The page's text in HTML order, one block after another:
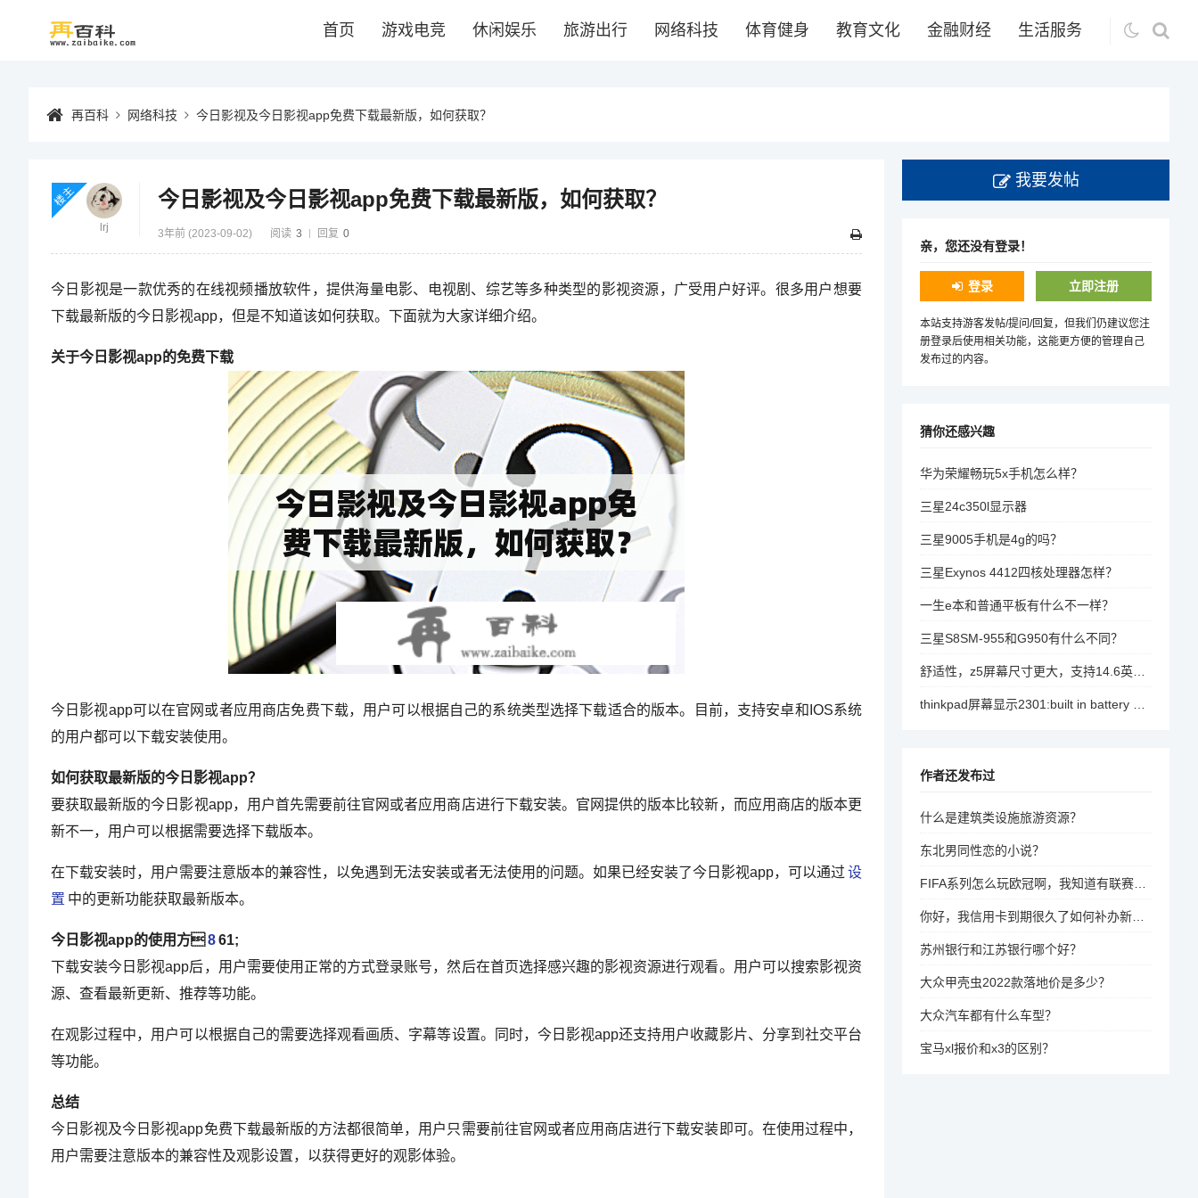
首页 游戏电竞 休闲娱乐 旅游出行 网络科技 体育健身 教育文化 金融财经 生活服务
再百科 网络科技 今日影视及今日影视app免费下载最新版，如何获取？
今日影视及今日影视app免费下载最新版，如何获取？
3年前 (2023-09-02) 阅读 3 回复 0
lrj
楼主
今日影视是一款优秀的在线视频播放软件，提供海量电影、电视剧、综艺等多种类型的影视资源，广受用户好评。很多用户想要
下载最新版的今日影视app，但是不知道该如何获取。下面就为大家详细介绍。
关于今日影视app的免费下载
今日影视app可以在官网或者应用商店免费下载，用户可以根据自己的系统类型选择下载适合的版本。目前，支持安卓和IOS系统
的用户都可以下载安装使用。
如何获取最新版的今日影视app？
要获取最新版的今日影视app，用户首先需要前往官网或者应用商店进行下载安装。官网提供的版本比较新，而应用商店的版本更
新不一，用户可以根据需要选择下载版本。
在下载安装时，用户需要注意版本的兼容性，以免遇到无法安装或者无法使用的问题。如果已经安装了今日影视app，可以通过 设
置 中的更新功能获取最新版本。
今日影视app的使用方861;
下载安装今日影视app后，用户需要使用正常的方式登录账号，然后在首页选择感兴趣的影视资源进行观看。用户可以搜索影视资
源、查看最新更新、推荐等功能。
在观影过程中，用户可以根据自己的需要选择观看画质、字幕等设置。同时，今日影视app还支持用户收藏影片、分享到社交平台
等功能。
总结
今日影视及今日影视app免费下载最新版的方法都很简单，用户只需要前往官网或者应用商店进行下载安装即可。在使用过程中，
用户需要注意版本的兼容性及观影设置，以获得更好的观影体验。
我要发帖
亲，您还没有登录！
登录 立即注册
本站支持游客发帖/提问/回复，但我们仍建议您注
册登录后使用相关功能，这能更方便的管理自己
发布过的内容。
猜你还感兴趣
华为荣耀畅玩5x手机怎么样？
三星24c350l显示器
三星9005手机是4g的吗？
三星Exynos 4412四核处理器怎样？
一生e本和普通平板有什么不一样？
三星S8SM-955和G950有什么不同？
舒适性，z5屏幕尺寸更大，支持14.6英寸，适合长时间使用；s5pro屏幕尺寸更大，支持16英寸，适合长时间使用。，充电速度，s5pro充电速度更快，续航时间更长。，抓拍效果，s5pro拍照性能更强，画面更清晰；z5拍摄效果和s5pro基本相当。，价格对比，s5pro价格更高，性价比更好，适合预算有限的人。
thinkpad屏幕显示2301:built in battery need to recharge如何解决？
作者还发布过
什么是建筑类设施旅游资源？
东北男同性恋的小说？
FIFA系列怎么玩欧冠啊，我知道有联赛模式，但只能玩联赛啊，中途为什么没有欧冠和杯赛呢？
你好，我信用卡到期很久了如何补办新卡？
苏州银行和江苏银行哪个好？
大众甲壳虫2022款落地价是多少？
大众汽车都有什么车型？
宝马xl报价和x3的区别？